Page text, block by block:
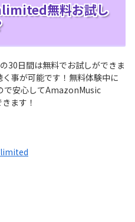
無料お試し
日間は無料でお試しができま
事が可能です！無料体験中に
で安心してAmazonMusic
ます！